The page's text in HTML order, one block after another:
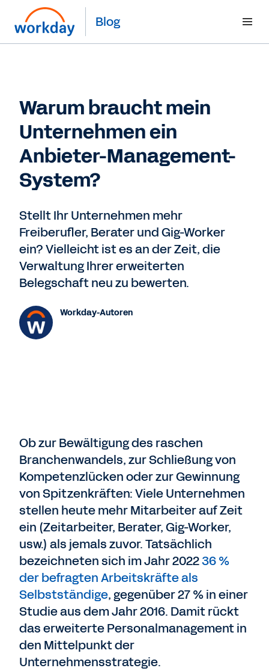
Blog
Warum braucht mein
Unternehmen ein
Anbieter-Management-
System?
Stellt Ihr Unternehmen mehr
Freiberufler, Berater und Gig-Worker
ein? Vielleicht ist es an der Zeit, die
Verwaltung Ihrer erweiterten
Belegschaft neu zu bewerten.
Workday-Autoren
Ob zur Bewältigung des raschen
Branchenwandels, zur Schließung von
Kompetenzlücken oder zur Gewinnung
von Spitzenkräften: Viele Unternehmen
stellen heute mehr Mitarbeiter auf Zeit
ein (Zeitarbeiter, Berater, Gig-Worker,
usw.) als jemals zuvor. Tatsächlich
bezeichneten sich im Jahr 202236 %
der befragten Arbeitskräfte als
Selbstständige, gegenüber 27 % in einer
Studie aus dem Jahr 2016. Damit rückt
das erweiterte Personalmanagement in
den Mittelpunkt der
Unternehmensstrategie.